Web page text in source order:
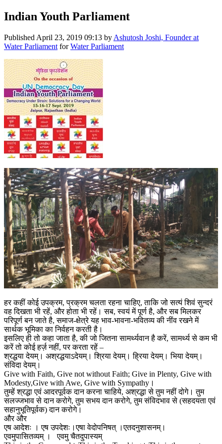
Indian Youth Parliament
Published April 23, 2019 09:13 by Ashutosh Joshi, Founder at
Water Parliament forWater Parliament
हर कहीं कोई उपक्रम, प्रक्रम चलता रहना चाहिए, ताकि जो सत्यं शिवं सुन्दरं
वह दिखता भी रहें, और होता भी रहें। सब, स्वयं में पूर्ण है, और सब मिलकर
परिपूर्ण बन जाते है, समाज-क्षेत्रे यह भाव-भावना-भवितव्य की नींव रखने में
सार्थक भूमिका का निर्वहन करती है।
इसलिए ही तो कहा जाता है, की जो जितना सामर्थ्यवान है करें, सामर्थ्य से कम भी
करें तो कोई हर्ज़ नहीं, पर करता रहें –
श्रद्धया देयम्। अश्रद्धयाऽदेयम्। श्रिया देयम्। ह्रिया देयम्। भिया देयम्।
संविदा देयम्।
Give with Faith, Give not without Faith; Give in Plenty, Give with
Modesty,Give with Awe, Give with Sympathy।
तुम्हें श्रद्धा एवं आदरपूर्वक दान करना चाहिये, अश्रद्धा से तुम नहीं दोगे। तुम
सलज्जभाव से दान करोगे, तुम सभय दान करोगे, तुम संविदभाव से (सहदयता एवं
सहानुभूतिपूर्वक) दान करोगे।
और और
एष आदेशः । एष उपदेशः।एषा वेदोपनिषत् ।एतदनुशासनम्।
एवमुपासितव्यम् । एवमु चैतदुपास्यम्